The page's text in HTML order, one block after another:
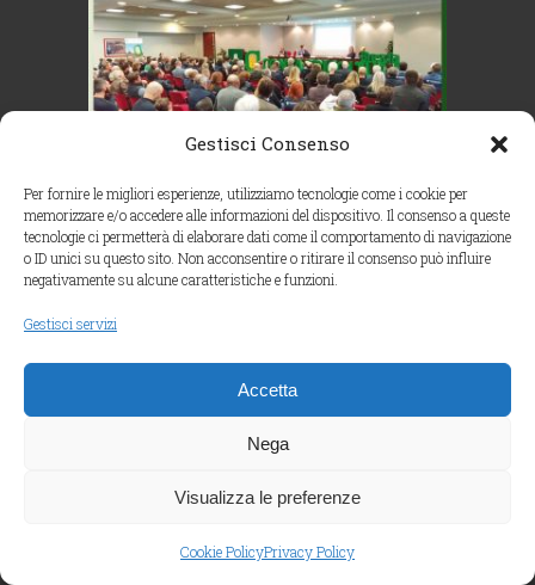
Gestisci Consenso
Per fornire le migliori esperienze, utilizziamo tecnologie come i cookie per
memorizzare e/o accedere alle informazioni del dispositivo. Il consenso a queste
tecnologie ci permetterà di elaborare dati come il comportamento di navigazione
o ID unici su questo sito. Non acconsentire o ritirare il consenso può influire
negativamente su alcune caratteristiche e funzioni.
Gestisci servizi
Accetta
Nega
Visualizza le preferenze
Cookie PolicyPrivacy Policy